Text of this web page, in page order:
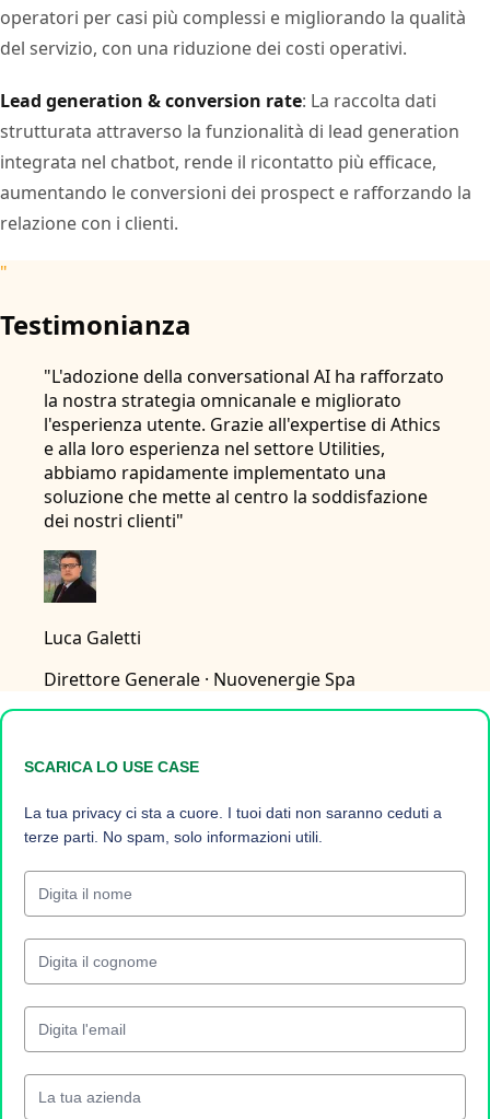
operatori per casi più complessi e migliorando la qualità
del servizio, con una riduzione dei costi operativi.
Lead generation & conversion rate: La raccolta dati
strutturata attraverso la funzionalità di lead generation
integrata nel chatbot, rende il ricontatto più efficace,
aumentando le conversioni dei prospect e rafforzando la
relazione con i clienti.
"
Testimonianza
"L'adozione della conversational AI ha rafforzato
la nostra strategia omnicanale e migliorato
l'esperienza utente. Grazie all'expertise di Athics
e alla loro esperienza nel settore Utilities,
abbiamo rapidamente implementato una
soluzione che mette al centro la soddisfazione
dei nostri clienti"
Luca Galetti
Direttore Generale · Nuovenergie Spa
SCARICA LO USE CASE
La tua privacy ci sta a cuore. I tuoi dati non saranno ceduti a
terze parti. No spam, solo informazioni utili.